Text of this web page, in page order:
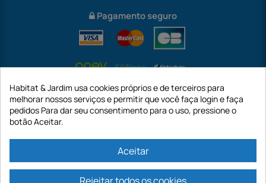
Pagamento seguro
Habitat & Jardim usa cookies próprios e de terceiros para
melhorar nossos serviços e permitir que você faça login e faça
pedidos Para dar seu consentimento para o uso, pressione o
botão Aceitar.
Aceitar